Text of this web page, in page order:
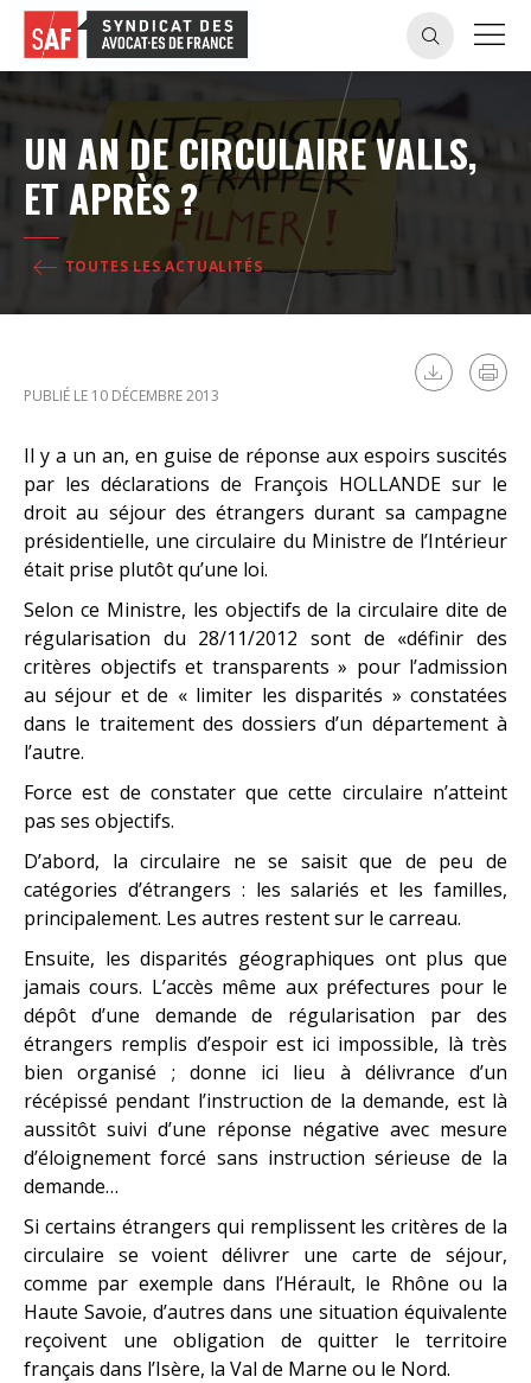
UN AN DE CIRCULAIRE VALLS,
ET APRÈS ?
TOUTES LES ACTUALITÉS
PUBLIÉ LE 10 DÉCEMBRE 2013
Il y a un an, en guise de réponse aux espoirs suscités
par les déclarations de François HOLLANDE sur le
droit au séjour des étrangers durant sa campagne
présidentielle, une circulaire du Ministre de l’Intérieur
était prise plutôt qu’une loi.
Selon ce Ministre, les objectifs de la circulaire dite de
régularisation du 28/11/2012 sont de «définir des
critères objectifs et transparents » pour l’admission
au séjour et de « limiter les disparités » constatées
dans le traitement des dossiers d’un département à
l’autre.
Force est de constater que cette circulaire n’atteint
pas ses objectifs.
D’abord, la circulaire ne se saisit que de peu de
catégories d’étrangers : les salariés et les familles,
principalement. Les autres restent sur le carreau.
Ensuite, les disparités géographiques ont plus que
jamais cours. L’accès même aux préfectures pour le
dépôt d’une demande de régularisation par des
étrangers remplis d’espoir est ici impossible, là très
bien organisé ; donne ici lieu à délivrance d’un
récépissé pendant l’instruction de la demande, est là
aussitôt suivi d’une réponse négative avec mesure
d’éloignement forcé sans instruction sérieuse de la
demande…
Si certains étrangers qui remplissent les critères de la
circulaire se voient délivrer une carte de séjour,
comme par exemple dans l’Hérault, le Rhône ou la
Haute Savoie, d’autres dans une situation équivalente
reçoivent une obligation de quitter le territoire
français dans l’Isère, la Val de Marne ou le Nord.